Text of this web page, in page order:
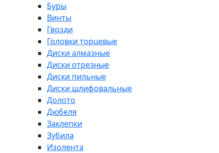
Буры
Винты
Гвозди
Головки торцевые
Диски алмазные
Диски отрезные
Диски пильные
Диски шлифовальные
Долото
Дюбеля
Заклепки
Зубила
Изолента